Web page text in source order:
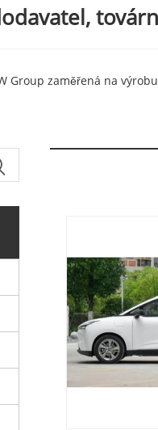
Group zaměřená na